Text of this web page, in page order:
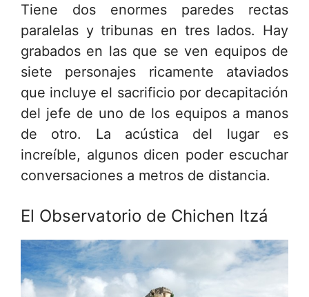
Tiene dos enormes paredes rectas
paralelas y tribunas en tres lados. Hay
grabados en las que se ven equipos de
siete personajes ricamente ataviados
que incluye el sacrificio por decapitación
del jefe de uno de los equipos a manos
de otro. La acústica del lugar es
increíble, algunos dicen poder escuchar
conversaciones a metros de distancia.
El Observatorio de Chichen Itzá